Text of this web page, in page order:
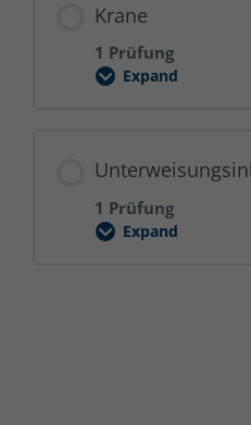
Krane
1 Prüfung
Expand
Krane
1 Prüfung
Expand